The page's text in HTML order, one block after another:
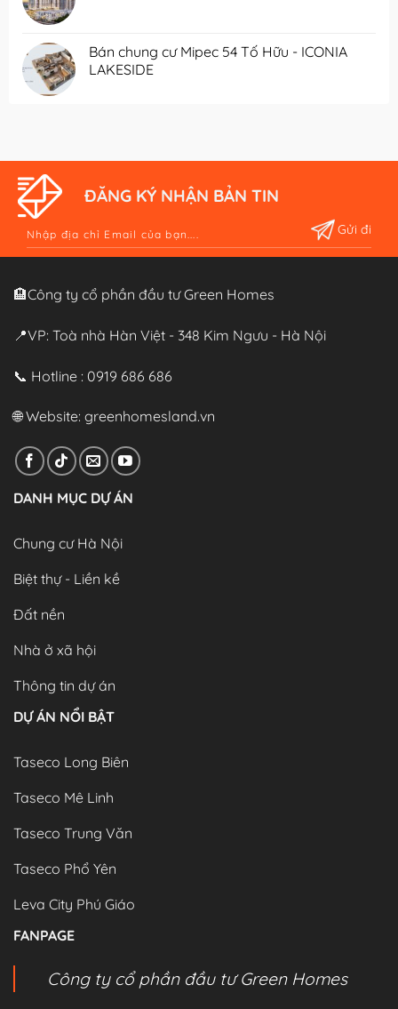
Bán chung cư Mipec 54 Tố Hữu - ICONIA
LAKESIDE
ĐĂNG KÝ NHẬN BẢN TIN
Alternative:
🏨Công ty cổ phần đầu tư Green Homes
📍VP: Toà nhà Hàn Việt - 348 Kim Ngưu - Hà Nội
📞 Hotline : 0919 686 686
🌐 Website: greenhomesland.vn
DANH MỤC DỰ ÁN
Chung cư Hà Nội
Biệt thự - Liền kề
Đất nền
Nhà ở xã hội
Thông tin dự án
DỰ ÁN NỔI BẬT
Taseco Long Biên
Taseco Mê Linh
Taseco Trung Văn
Taseco Phổ Yên
Leva City Phú Giáo
FANPAGE
Công ty cổ phần đầu tư Green Homes